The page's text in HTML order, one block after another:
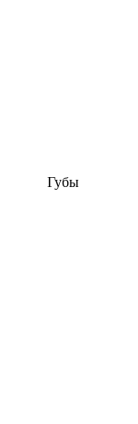
Губы